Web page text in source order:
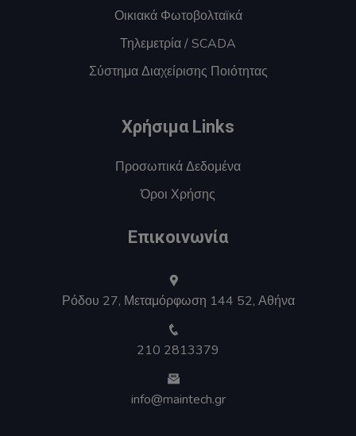
Οικιακά Φωτοβολταϊκά
Τηλεμετρία / SCADA
Σύστημα Διαχείρισης Ποιότητας
Χρήσιμα Links
Προσωπικά Δεδομένα
Όροι Χρήσης
Επικοινωνία
Ρόδου 27, Μεταμόρφωση 144 52, Αθήνα
210 2813379
info@maintech.gr